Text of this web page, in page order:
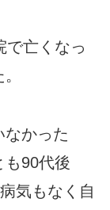
で亡くなっ
なかった
も90代後
気もなく自